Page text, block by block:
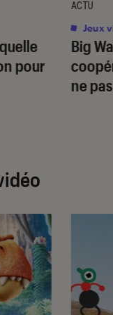
pour
Big
ne
ACTU
Jeux